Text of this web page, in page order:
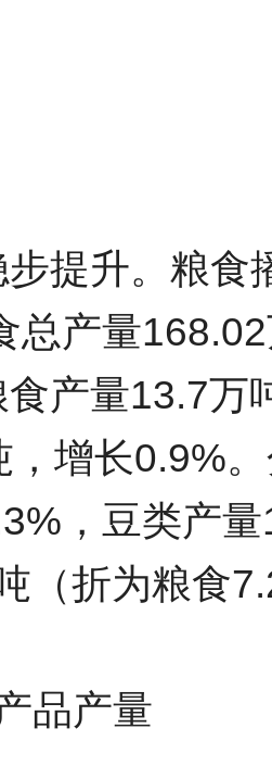
提升。粮食
总产量
产量13.7万
，增长0.9%
，豆类产
（折为粮食
品产量